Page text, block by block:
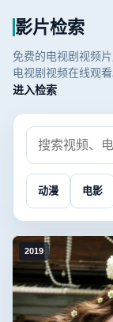
影片检索
免费的电视剧视频
电视剧视频在线观看
进入检索
索
动漫 电影
2019